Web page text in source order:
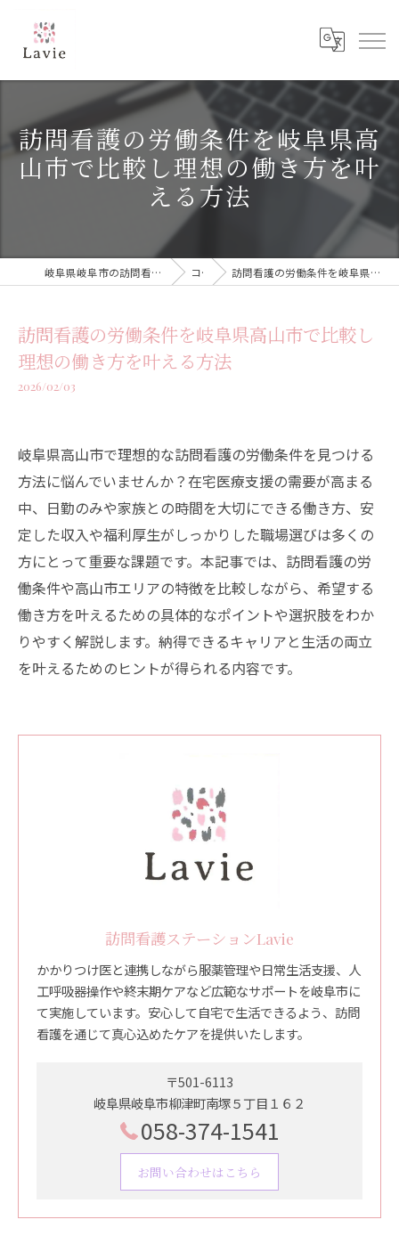
訪問看護の労働条件を岐阜県高
山市で比較し理想の働き方を叶
える方法
岐阜県岐阜市の訪問看護なら訪問看護ステーション Lavie コラム 訪問看護の労働条件を岐阜県高山市で比較し理想の働き方を叶える方法
訪問看護の労働条件を岐阜県高山市で比較し
理想の働き方を叶える方法
2026/02/03
岐阜県高山市で理想的な訪問看護の労働条件を見つける
方法に悩んでいませんか？在宅医療支援の需要が高まる
中、日勤のみや家族との時間を大切にできる働き方、安
定した収入や福利厚生がしっかりした職場選びは多くの
方にとって重要な課題です。本記事では、訪問看護の労
働条件や高山市エリアの特徴を比較しながら、希望する
働き方を叶えるための具体的なポイントや選択肢をわか
りやすく解説します。納得できるキャリアと生活の両立
を叶えるためのヒントが得られる内容です。
訪問看護ステーションLavie
かかりつけ医と連携しながら服薬管理や日常生活支援、人
工呼吸器操作や終末期ケアなど広範なサポートを岐阜市に
て実施しています。安心して自宅で生活できるよう、訪問
看護を通じて真心込めたケアを提供いたします。
〒501-6113
岐阜県岐阜市柳津町南塚５丁目１６２
058-374-1541
お問い合わせはこちら